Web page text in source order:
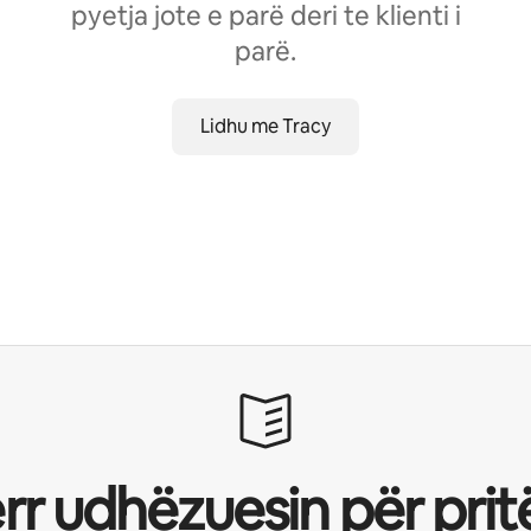
pyetja jote e parë deri te klienti i
parë.
Lidhu me Tracy
udhëzuesin për